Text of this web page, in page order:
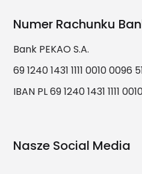
Numer Rachunku
Bank PEKAO S.A.
69 1240 1431 1111 0010 0096
IBAN PL 69 1240 1431 1111
Nasze Social Media